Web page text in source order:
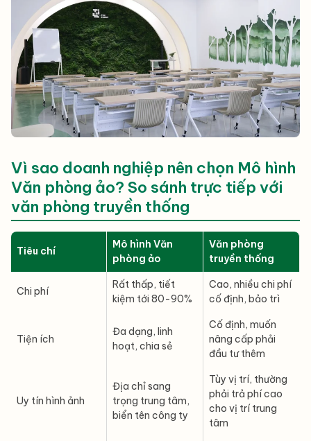
Vì sao doanh nghiệp nên chọn Mô hình
Văn phòng ảo? So sánh trực tiếp với
văn phòng truyền thống
Tiêu chí
Mô hình Văn
phòng ảo
Văn phòng
truyền thống
Chi phí
Rất thấp, tiết
kiệm tới 80-90%
Cao, nhiều chi phí
cố định, bảo trì
Tiện ích
Đa dạng, linh
hoạt, chia sẻ
Cố định, muốn
nâng cấp phải
đầu tư thêm
Uy tín hình ảnh
Địa chỉ sang
trọng trung tâm,
biển tên công ty
Tùy vị trí, thường
phải trả phí cao
cho vị trí trung
tâm